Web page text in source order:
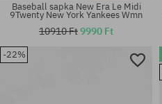
Baseball sapka New Era Le Midi
9Twenty New York Yankees Wmn
10910 Ft9990 Ft
-22%